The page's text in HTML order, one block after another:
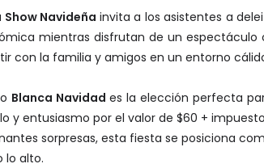
Show Navideña invita a los asistentes a
mientras disfrutan de un espectáculo
con la familia y amigos en un entorno
Blanca Navidad es la elección perfecta
y entusiasmo por el valor de $60 +
sorpresas, esta fiesta se posiciona
lo alto.